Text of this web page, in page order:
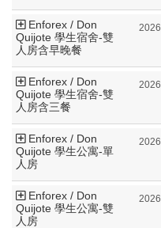
Enforex / Don
Quijote 學生宿舍-雙
人房含早晚餐
2026
Enforex / Don
Quijote 學生宿舍-雙
人房含三餐
2026
Enforex / Don
Quijote 學生公寓-單
人房
2026
Enforex / Don
Quijote 學生公寓-雙
人房
2026